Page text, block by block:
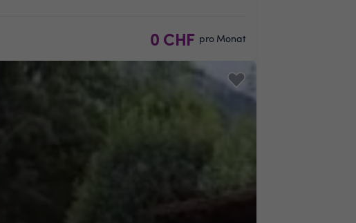
0 CHF pro Monat